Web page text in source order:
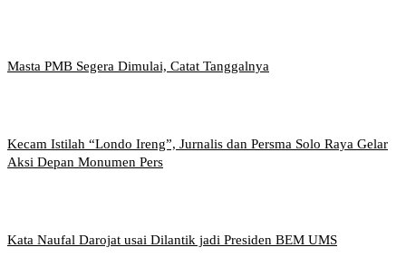
Masta PMB Segera Dimulai, Catat Tanggalnya
Kecam Istilah “Londo Ireng”, Jurnalis dan Persma Solo Raya Gelar
Aksi Depan Monumen Pers
Kata Naufal Darojat usai Dilantik jadi Presiden BEM UMS